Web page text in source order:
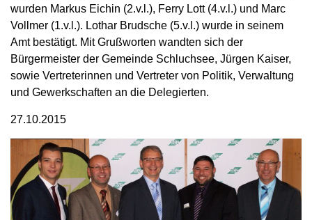
wurden Markus Eichin (2.v.l.), Ferry Lott (4.v.l.) und Marc
Vollmer (1.v.l.). Lothar Brudsche (5.v.l.) wurde in seinem
Amt bestätigt. Mit Grußworten wandten sich der
Bürgermeister der Gemeinde Schluchsee, Jürgen Kaiser,
sowie Vertreterinnen und Vertreter von Politik, Verwaltung
und Gewerkschaften an die Delegierten.
27.10.2015